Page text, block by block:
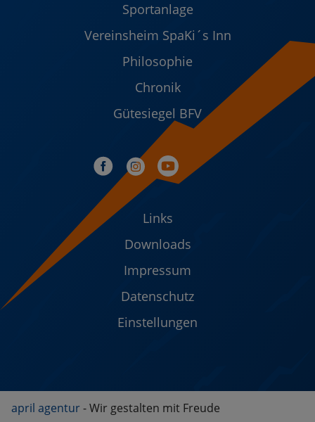
Sportanlage
Vereinsheim SpaKi´s Inn
Philosophie
Chronik
Gütesiegel BFV
Links
Downloads
Impressum
Datenschutz
Einstellungen
april agentur- Wir gestalten mit Freude